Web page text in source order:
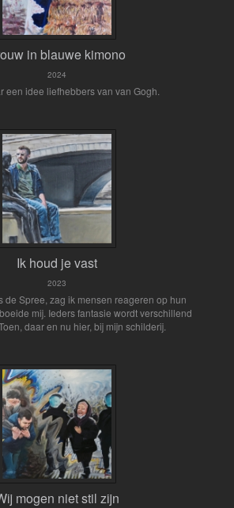
in blauwe kimono
2024
een idee liefhebbers van van Gogh.
Ik houd je vast
2023
de Spree, zag ik mensen reageren op hun
mij. Ieders fantasie wordt verschillend
daar en nu hier, bij mijn schilderij.
mogen niet stil zijn